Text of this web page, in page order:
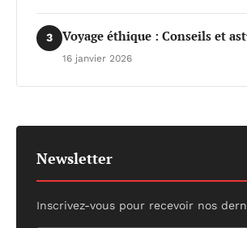
3 Voyage éthique : Conseils et
16 janvier 2026
Newsletter
Inscrivez-vous pour recevoir nos